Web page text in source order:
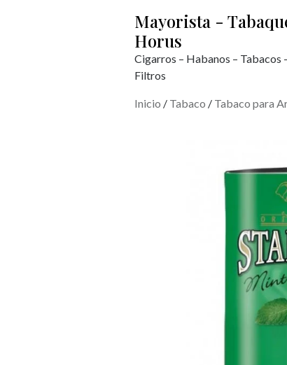
Mayorista -
Horus
Cigarros – Habanos – Tabacos
Filtros
Inicio / Tabaco / Tabaco para